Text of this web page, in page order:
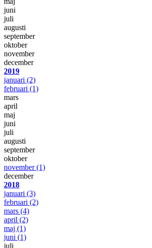
juni
juli
augusti
september
oktober
november
december
2019
januari (2)
februari (1)
mars
april
maj
juni
juli
augusti
september
oktober
november(1)
december
2018
januari (3)
februari (2)
mars (4)
april (2)
maj (1)
juni (1)
juli